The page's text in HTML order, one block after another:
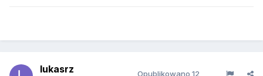
lukasrz Opublikowano 12